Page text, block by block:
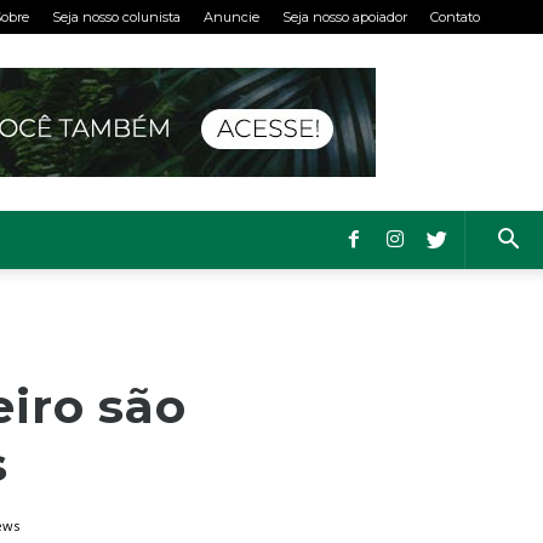
Seja nosso colunista Anuncie Seja nosso apoiador Contato
são